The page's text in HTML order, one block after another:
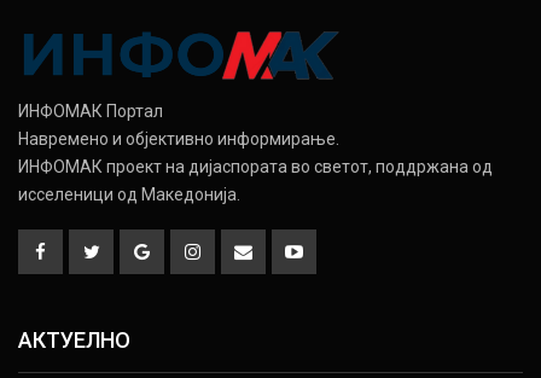
ИНФОМАК Портал
Навремено и објективно информирање.
ИНФОМАК проект на дијаспората во светот, поддржана од
исселеници од Македонија.
АКТУЕЛНО